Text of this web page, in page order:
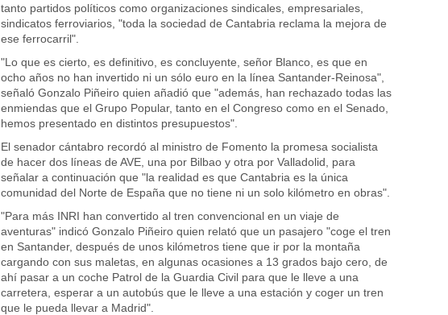
tanto partidos políticos como organizaciones sindicales, empresariales,
sindicatos ferroviarios, "toda la sociedad de Cantabria reclama la mejora de
ese ferrocarril".
"Lo que es cierto, es definitivo, es concluyente, señor Blanco, es que en
ocho años no han invertido ni un sólo euro en la línea Santander-Reinosa",
señaló Gonzalo Piñeiro quien añadió que "además, han rechazado todas las
enmiendas que el Grupo Popular, tanto en el Congreso como en el Senado,
hemos presentado en distintos presupuestos".
El senador cántabro recordó al ministro de Fomento la promesa socialista
de hacer dos líneas de AVE, una por Bilbao y otra por Valladolid, para
señalar a continuación que "la realidad es que Cantabria es la única
comunidad del Norte de España que no tiene ni un solo kilómetro en obras".
"Para más INRI han convertido al tren convencional en un viaje de
aventuras" indicó Gonzalo Piñeiro quien relató que un pasajero "coge el tren
en Santander, después de unos kilómetros tiene que ir por la montaña
cargando con sus maletas, en algunas ocasiones a 13 grados bajo cero, de
ahí pasar a un coche Patrol de la Guardia Civil para que le lleve a una
carretera, esperar a un autobús que le lleve a una estación y coger un tren
que le pueda llevar a Madrid".